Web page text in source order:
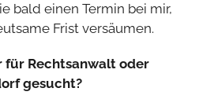
bald einen Termin bei mir,
Frist versäumen.
für Rechtsanwalt oder
gesucht?